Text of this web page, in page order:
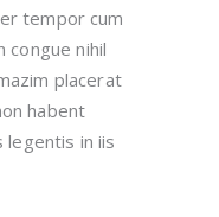
tempor cum
congue nihil
placerat
habent
legentis in iis